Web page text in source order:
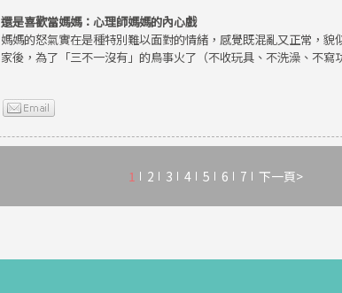
還是喜歡當媽媽：心理師媽媽的內心戲
媽媽的怒氣實在是種特別難以面對的情緒，感覺既混亂又正常，
家後，為了「三不一沒有」的鳥事火了（不收玩具、不洗澡、不寫
1 2 3 4 5 6 7 下一頁>